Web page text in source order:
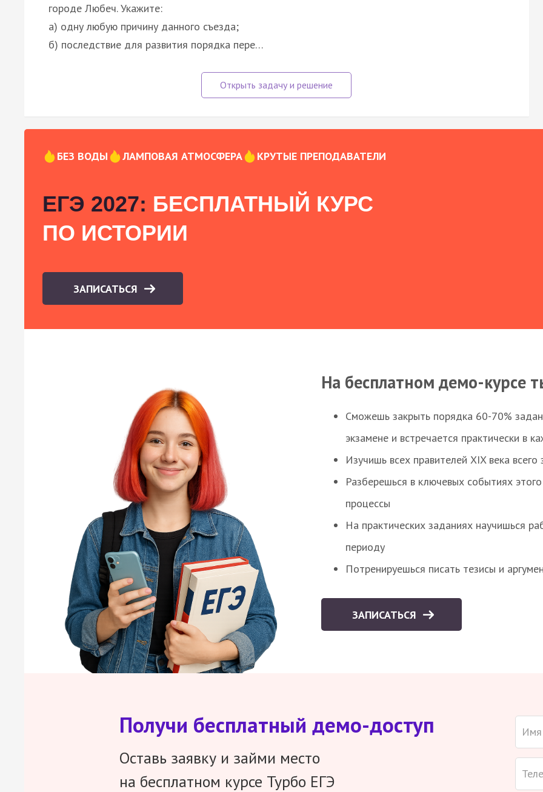
городе Любеч. Укажите:
а) одну любую причину данного съезда;
б) последствие для развития порядка пере…
БЕЗ ВОДЫ ЛАМПОВАЯ АТМОСФЕРА КРУТЫЕ ПРЕПОДАВАТЕЛИ
ЕГЭ 2027: БЕСПЛАТНЫЙ КУРС
ПО ИСТОРИИ
ЗАПИСАТЬСЯ
На бесплатном демо-курсе
Сможешь закрыть порядка 60-70%
экзамене и встречается практически в
Изучишь всех правителей XIX века всего
Разберешься в ключевых событиях
процессы
На практических заданиях научишься
периоду
Потренируешься писать тезисы и
ЗАПИСАТЬСЯ
Получи бесплатный демо-доступ
Оставь заявку и займи место
на бесплатном курсе Турбо ЕГЭ